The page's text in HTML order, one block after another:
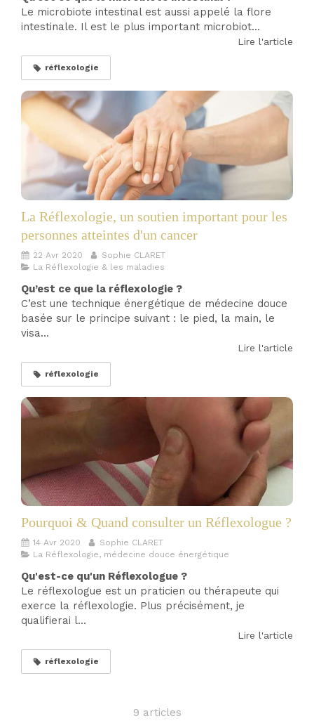
Le microbiote intestinal est aussi appelé la flore
intestinale. Il est le plus important microbiot...
Lire l'article
réflexologie
La Réflexologie, un soutien important pour les
personnes atteintes d'un cancer
22 Avr 2020
Sophie CLARET
La Réflexologie & les maladies
Qu’est ce que la réflexologie ?
C’est une technique énergétique de médecine douce
basée sur le principe suivant : le pied, la main, le
visa...
Lire l'article
réflexologie
Pourquoi & Quand consulter un Réflexologue ?
14 Avr 2020
Sophie CLARET
La Réflexologie, médecine douce énergétique
Qu'est-ce qu'un Réflexologue ?
Le réflexologue est un praticien ou thérapeute qui
exerce la réflexologie. Plus précisément, je
qualifierai l...
Lire l'article
réflexologie
9 articles